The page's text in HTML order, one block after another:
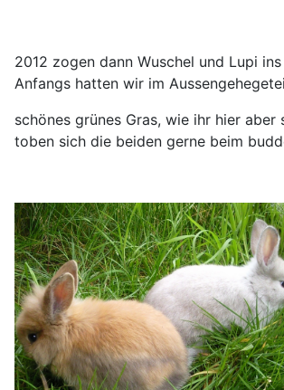
2012 zogen dann Wuschel und Lupi ins
Anfangs hatten wir im
schönes grünes Gras, wie ihr hier aber
toben sich die beiden gerne beim